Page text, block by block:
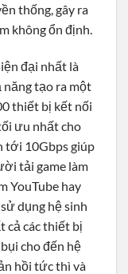
thống, gây ra
không ổn định.
đại nhất là
năng tạo ra một
thiết bị kết nối
ưu nhất cho
tới 10Gbps giúp
tải game làm
YouTube hay
dụng hệ sinh
cả các thiết bị
cho đến hệ
hồi tức thì và